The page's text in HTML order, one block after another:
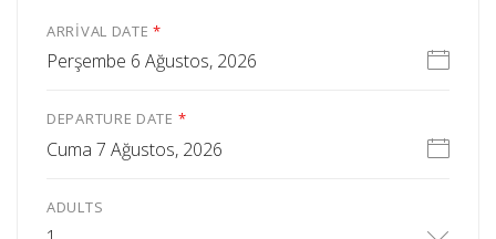
ARRIVAL DATE*
Perşembe 6 Ağustos, 2026
DEPARTURE DATE *
Cuma 7 Ağustos, 2026
ADULTS